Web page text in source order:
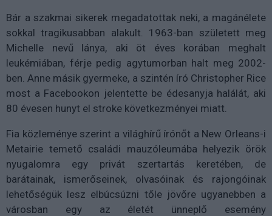
Bár a szakmai sikerek megadatottak neki, a magánélete
sokkal tragikusabban alakult. 1963-ban született meg
Michelle nevű lánya, aki öt éves korában meghalt
leukémiában, férje pedig agytumorban halt meg 2002-
ben. Anne másik gyermeke, a szintén író Christopher Rice
most a Facebookon jelentette be édesanyja halálát, aki
80 évesen hunyt el stroke következményei miatt.
Fia közleménye szerint a világhírű írónőt a New Orleans-i
Metairie temető családi mauzóleumába helyezik örök
nyugalomra egy privát szertartás keretében, de
barátainak, ismerőseinek, olvasóinak és rajongóinak
lehetőségük lesz elbúcsúzni tőle jövőre ugyanebben a
városban egy az életét ünneplő esemény